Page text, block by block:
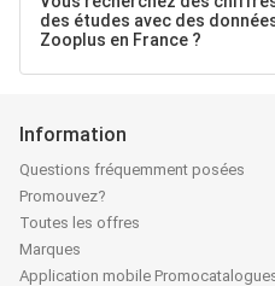
des études avec des
Zooplus en France ?
Information
Questions fréquemment posées
Promouvez?
Toutes les offres
Marques
Application mobile